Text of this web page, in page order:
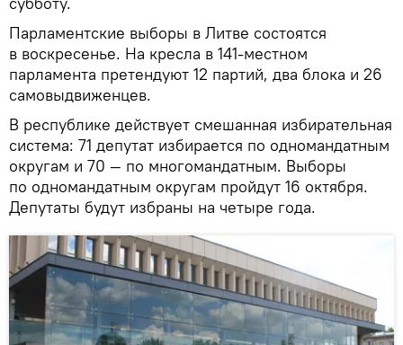
Парламентские выборы в Литве состоятся
в воскресенье. На кресла в 141-местном
парламента претендуют 12 партий, два блока и 26
самовыдвиженцев.
В республике действует смешанная избирательная
система: 71 депутат избирается по одномандатным
округам и 70 — по многомандатным. Выборы
по одномандатным округам пройдут 16 октября.
Депутаты будут избраны на четыре года.